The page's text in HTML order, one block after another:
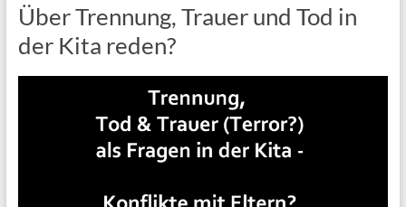
Über Trennung, Trauer und Tod in
der Kita reden?